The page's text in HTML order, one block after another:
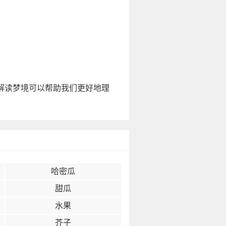
读梦境可以帮助我们更好地理
哈密瓜
甜瓜
水果
芥子